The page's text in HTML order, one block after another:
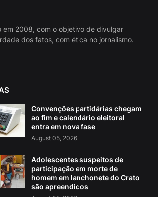
em 2008, com o objetivo de divulgar
dos fatos, com ética no jornalismo.
Convenções partidárias chegam
ao fim e calendário eleitoral
entra em nova fase
August 05, 2026
Adolescentes suspeitos de
participação em morte de
homem em lanchonete do Crato
são apreendidos